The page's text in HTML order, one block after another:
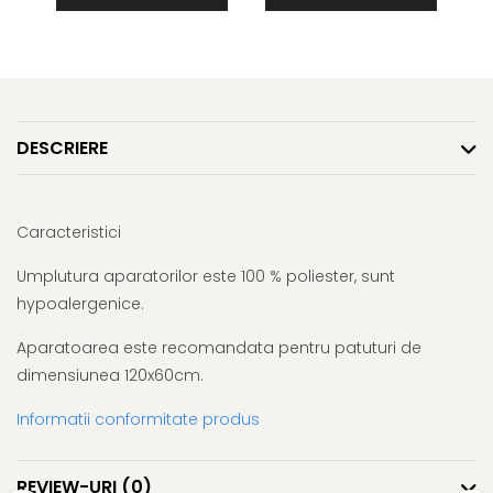
DESCRIERE
Caracteristici
Umplutura aparatorilor este 100 % poliester, sunt
hypoalergenice.
Aparatoarea este recomandata pentru patuturi de
dimensiunea 120x60cm.
Informatii conformitate produs
REVIEW-URI (0)